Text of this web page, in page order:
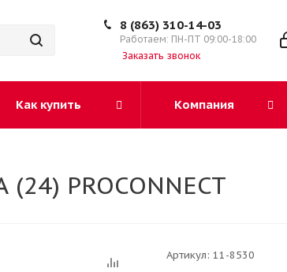
8 (863) 310-14-03
Работаем: ПН-ПТ 09:00-18:00
Заказать звонок
Как купить Компания
PROCONNECT
Артикул: 11-8530